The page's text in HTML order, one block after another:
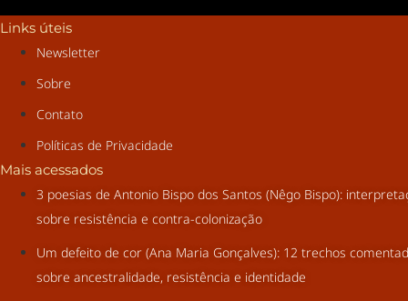
Links úteis
Newsletter
Sobre
Contato
Políticas de Privacidade
Mais acessados
3 poesias de Antonio Bispo dos Santos (Nêgo Bispo):
sobre resistência e contra-colonização
Um defeito de cor (Ana Maria Gonçalves): 12 trechos
sobre ancestralidade, resistência e identidade